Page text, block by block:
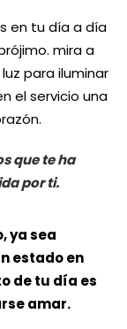
en tu día a día
mira a
para iluminar
el servicio una
que te ha
por ti.
ya sea
estado en
de tu día es
amar.